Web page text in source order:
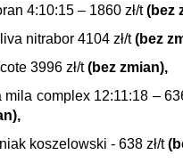
4:10:15 – 1860 zł/t (bez
nitrabor 4104 zł/t(bez
3996 zł/t(bez zmian),
mila complex 12:11:18 –
koszelowski - 638 zł/t